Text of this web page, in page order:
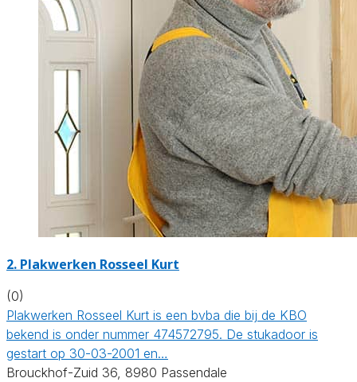
2. Plakwerken Rosseel Kurt
(0)
Plakwerken Rosseel Kurt is een bvba die bij de KBO
bekend is onder nummer 474572795. De stukadoor is
gestart op 30-03-2001 en…
Brouckhof-Zuid 36, 8980 Passendale